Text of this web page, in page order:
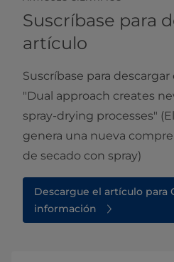
Suscríbase para
artículo
Suscríbase para
"Dual approach creates
spray-drying processes"
genera una nueva
de secado con spray)
Descargue el artículo para
información